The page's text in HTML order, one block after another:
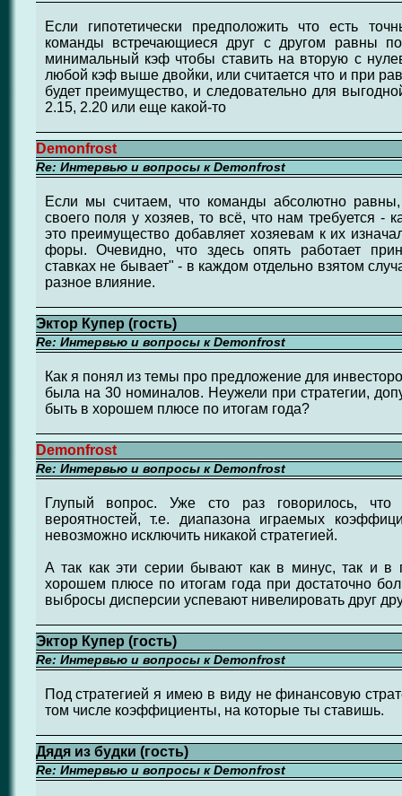
Если гипотетически предположить что есть
команды встречающиеся друг с другом равны
минимальный кэф чтобы ставить на вторую с
любой кэф выше двойки, или считается что и при
будет преимущество, и следовательно для
2.15, 2.20 или еще какой-то
Demonfrost
Re: Интервью и вопросы к Demonfrost
Если мы считаем, что команды абсолютно
своего поля у хозяев, то всё, что нам требуется -
это преимущество добавляет хозяевам к их
форы. Очевидно, что здесь опять работает
ставках не бывает" - в каждом отдельно взятом
разное влияние.
Эктор Купер (гость)
Re: Интервью и вопросы к Demonfrost
Как я понял из темы про предложение для
была на 30 номиналов. Неужели при стратегии,
быть в хорошем плюсе по итогам года?
Demonfrost
Re: Интервью и вопросы к Demonfrost
Глупый вопрос. Уже сто раз говорилось, что
вероятностей, т.е. диапазона играемых
невозможно исключить никакой стратегией.
А так как эти серии бывают как в минус, так и
хорошем плюсе по итогам года при достаточно
выбросы дисперсии успевают нивелировать друг
Эктор Купер (гость)
Re: Интервью и вопросы к Demonfrost
Под стратегией я имею в виду не финансовую
том числе коэффициенты, на которые ты ставишь.
Дядя из будки (гость)
Re: Интервью и вопросы к Demonfrost